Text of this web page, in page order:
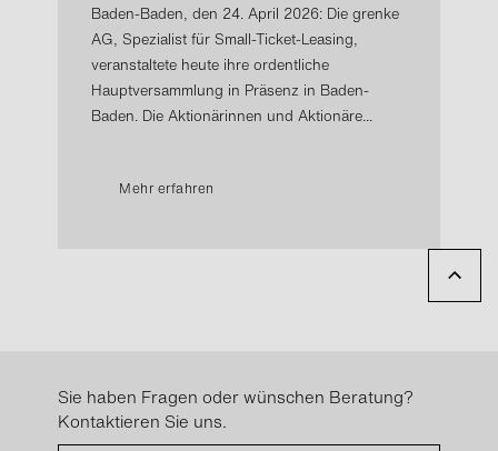
Baden-Baden, den 24. April 2026: Die grenke
AG, Spezialist für Small-Ticket-Leasing,
veranstaltete heute ihre ordentliche
Hauptversammlung in Präsenz in Baden-
Baden. Die Aktionärinnen und Aktionäre...
Mehr erfahren
Sie haben Fragen oder wünschen Beratung?
Kontaktieren Sie uns.